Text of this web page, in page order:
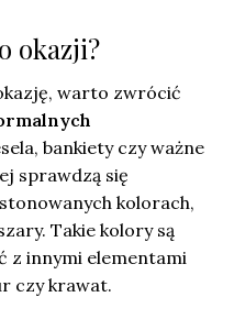
okazji?
warto zwrócić
bankiety czy ważne
sprawdzą się
kolorach,
Takie kolory są
z innymi elementami
czy krawat.